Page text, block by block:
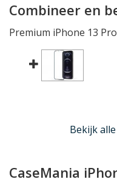
Combineer en
Premium iPhone 13
Bekijk
CaseMania